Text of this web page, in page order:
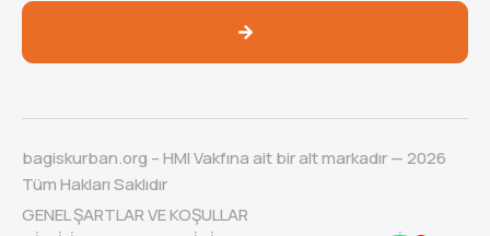
bagiskurban.org – HMI Vakfına ait bir alt markadır — 2026
Tüm Hakları Saklıdır
GENEL ŞARTLAR VE KOŞULLAR